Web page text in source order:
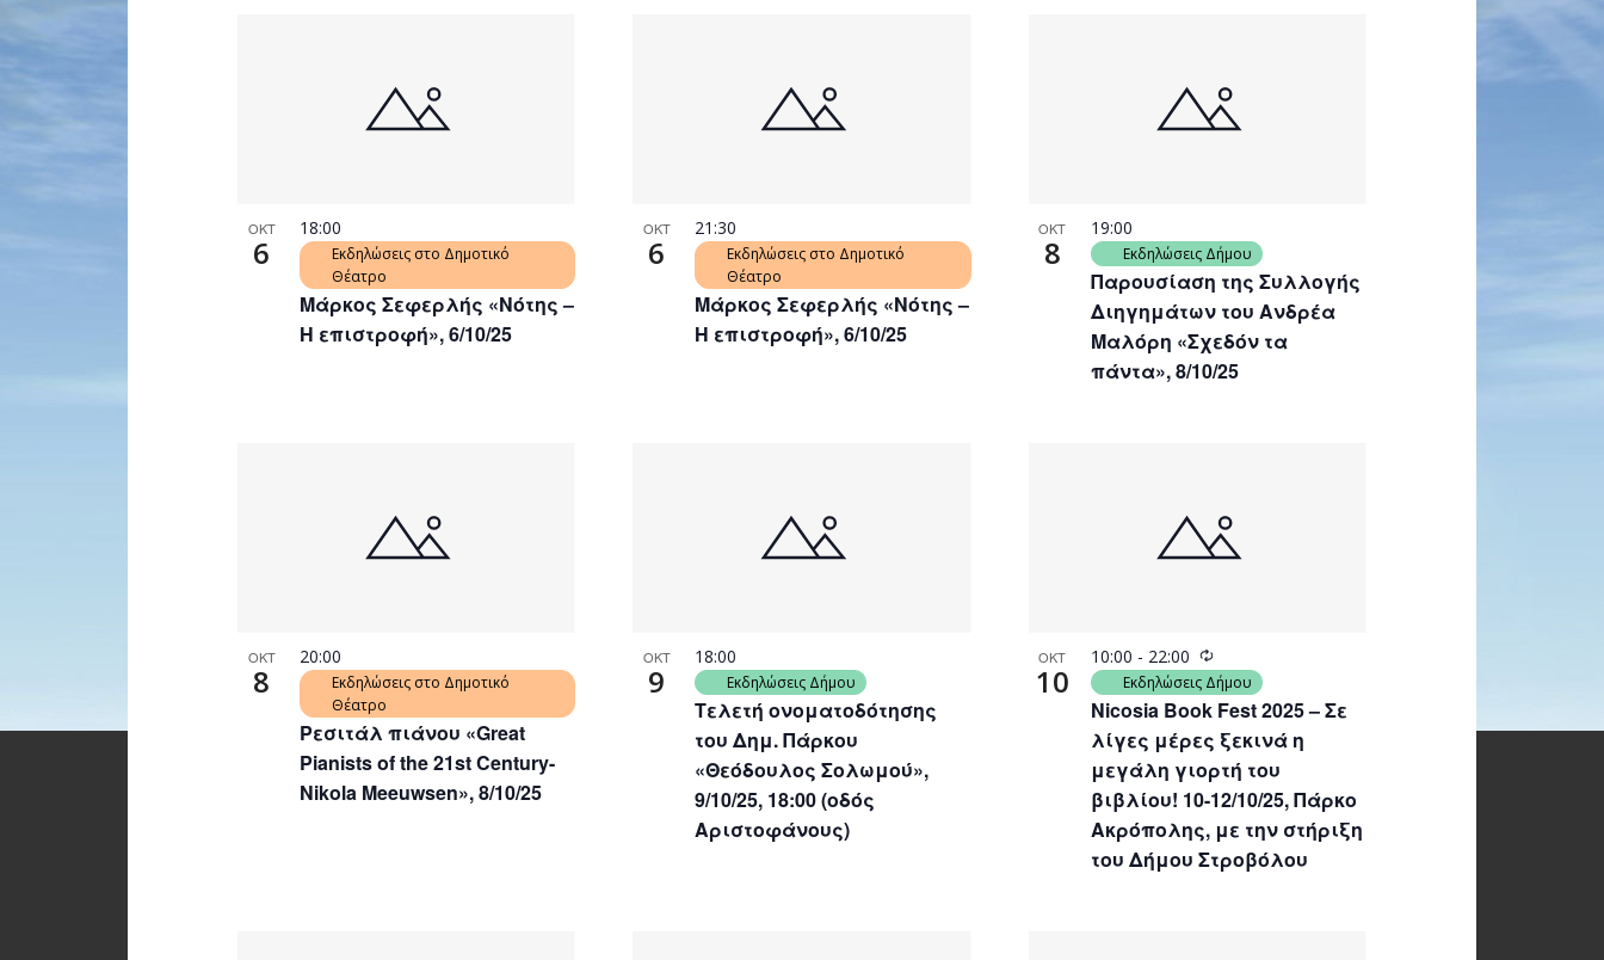
View
ΟΚΤ
6
Μάρκος Σεφερλής «Νότης –
Η επιστροφή», 6/10/25
18:00
Εκδηλώσεις στο Δημοτικό
Θέατρο
ΟΚΤ
6
Μάρκος Σεφερλής «Νότης –
Η επιστροφή», 6/10/25
21:30
Εκδηλώσεις στο Δημοτικό
Θέατρο
ΟΚΤ
8
Παρουσίαση της Συλλογής
Διηγημάτων του Ανδρέα
Μαλόρη «Σχεδόν τα
πάντα», 8/10/25
19:00
Εκδηλώσεις Δήμου
ΟΚΤ
8
Ρεσιτάλ πιάνου «Great
Pianists of the 21st Century-
Nikola Meeuwsen», 8/10/25
20:00
Εκδηλώσεις στο Δημοτικό
Θέατρο
ΟΚΤ
9
Τελετή ονοματοδότησης
του Δημ. Πάρκου
«Θεόδουλος Σολωμού»,
9/10/25, 18:00 (οδός
Αριστοφάνους)
18:00
Εκδηλώσεις Δήμου
ΟΚΤ
10
Nicosia Book Fest 2025 – Σε
λίγες μέρες ξεκινά η
μεγάλη γιορτή του
βιβλίου! 10-12/10/25, Πάρκο
Ακρόπολης, με την στήριξη
του Δήμου Στροβόλου
10:00 - 22:00 Recurring
Εκδηλώσεις Δήμου